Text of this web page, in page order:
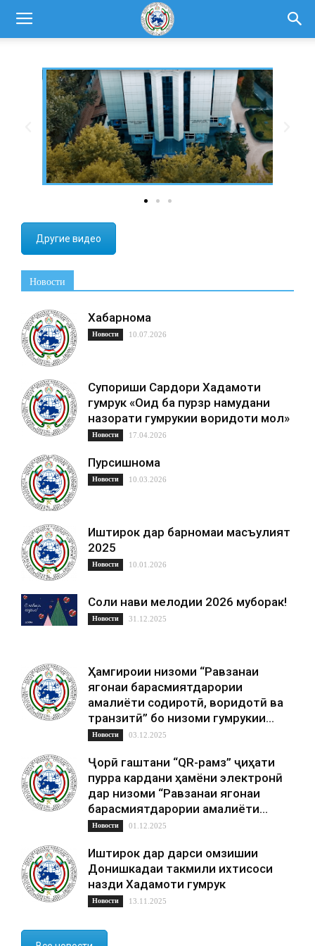
Другие видео
Новости
Хабарнома
Новости 10.07.2026
Супориши Сардори Хадамоти
гумрук «Оид ба пурзӯр намудани
назорати гумрукии воридоти мол»
Новости 17.04.2026
Пурсишнома
Новости 10.03.2026
Иштирок дар барномаи масъулият
2025
Новости 10.01.2026
Соли нави мелодии 2026 муборак!
Новости 31.12.2025
Ҳамгироии низоми “Равзанаи
ягонаи барасмиятдарории
амалиёти содиротӣ, воридотӣ ва
транзитӣ” бо низоми гумрукии…
Новости 03.12.2025
Ҷорӣ гаштани “QR-рамз” ҷиҳати
пурра кардани ҳамёни электронӣ
дар низоми “Равзанаи ягонаи
барасмиятдарории амалиёти…
Новости 01.12.2025
Иштирок дар дарси омӯзишии
Донишкадаи такмили ихтисоси
назди Хадамоти гумрук
Новости 13.11.2025